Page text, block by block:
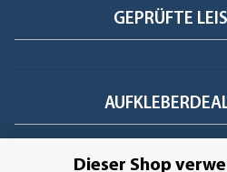
GEPRÜFTE
Handwerkerring 1,
Dieser Shop